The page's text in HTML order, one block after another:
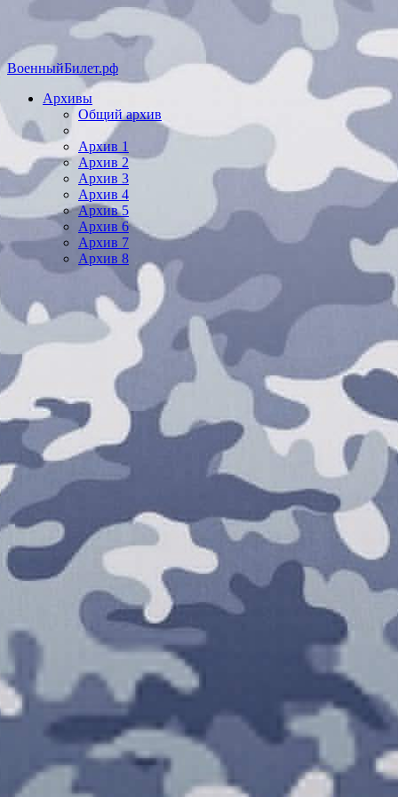
ВоенныйБилет.рф
Архивы
Общий архив
Архив 1
Архив 2
Архив 3
Архив 4
Архив 5
Архив 6
Архив 7
Архив 8